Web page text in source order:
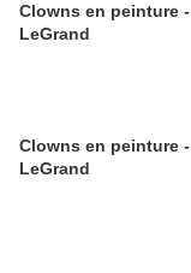
Clowns en peinture - Carolyn
LeGrand
Clowns en peinture - Carolyn
LeGrand